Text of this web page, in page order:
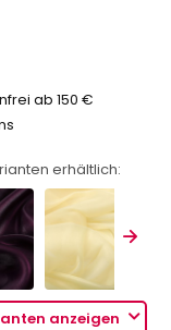
ab 150 €
erhältlich:
anzeigen